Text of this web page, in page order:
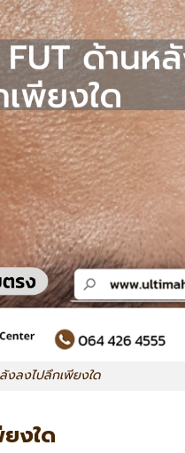
งลงไปลึกเพียงใด
งใด